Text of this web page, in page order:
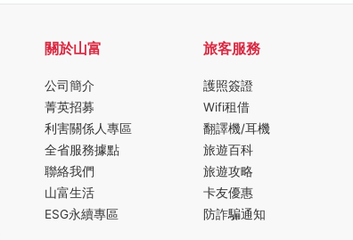
關於山富
公司簡介
菁英招募
利害關係人專區
全省服務據點
聯絡我們
山富生活
ESG永續專區
旅客服務
護照簽證
Wifi租借
翻譯機/耳機
旅遊百科
旅遊攻略
卡友優惠
防詐騙通知